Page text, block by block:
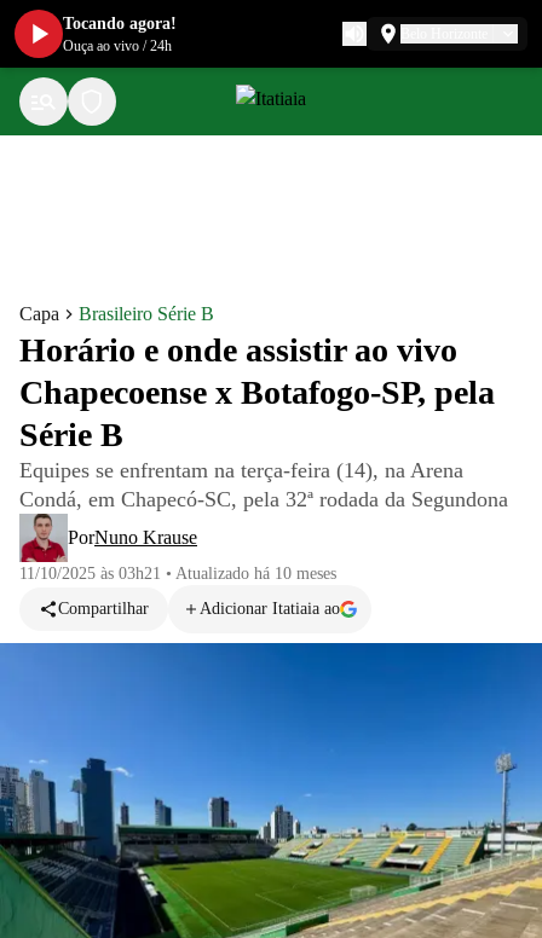
Capa Brasileiro Série B
Horário e onde assistir ao vivo
Chapecoense x Botafogo-SP, pela
Série B
Equipes se enfrentam na terça-feira (14), na Arena
Condá, em Chapecó-SC, pela 32ª rodada da Segundona
PorNuno Krause
11/10/2025 às 03h21 • Atualizado há 10 meses
Compartilhar
Adicionar Itatiaia ao
Tocando agora!
Ouça ao vivo /24h